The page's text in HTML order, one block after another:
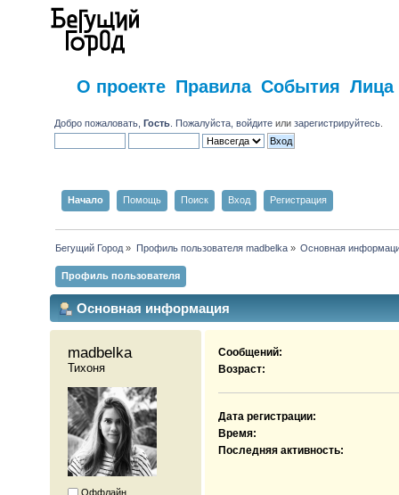
О проекте Правила События Лица
Добро пожаловать,Гость . Пожалуйста,войдите илизарегистрируйтесь
Начало Помощь Поиск Вход Регистрация
Бегущий Город » Профиль пользователя madbelka» Основная
Профиль пользователя
Основная информация
madbelka
Тихоня
Оффлайн
Сообщений:
Возраст:
Дата регистрации:
Время:
Последняя активность: